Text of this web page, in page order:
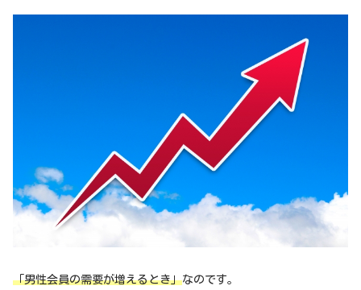
「男性会員の需要が増えるとき」なのです。